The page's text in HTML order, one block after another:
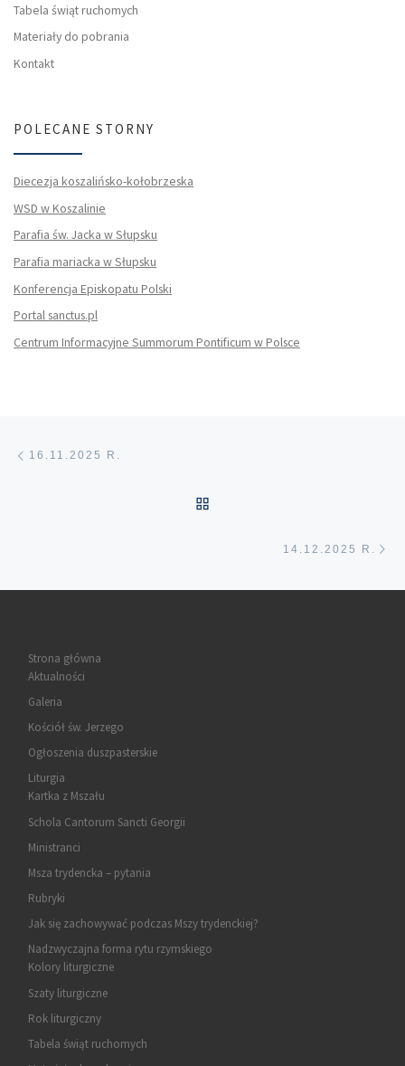
Tabela świąt ruchomych
Materiały do pobrania
Kontakt
POLECANE STORNY
Diecezja koszalińsko-kołobrzeska
WSD w Koszalinie
Parafia św. Jacka w Słupsku
Parafia mariacka w Słupsku
Konferencja Episkopatu Polski
Portal sanctus.pl
Centrum Informacyjne Summorum Pontificum w Polsce
16.11.2025 R.
14.12.2025 R.
Strona główna
Aktualności
Galeria
Kościół św. Jerzego
Ogłoszenia duszpasterskie
Liturgia
Kartka z Mszału
Schola Cantorum Sancti Georgii
Ministranci
Msza trydencka – pytania
Rubryki
Jak się zachowywać podczas Mszy trydenckiej?
Nadzwyczajna forma rytu rzymskiego
Kolory liturgiczne
Szaty liturgiczne
Rok liturgiczny
Tabela świąt ruchomych